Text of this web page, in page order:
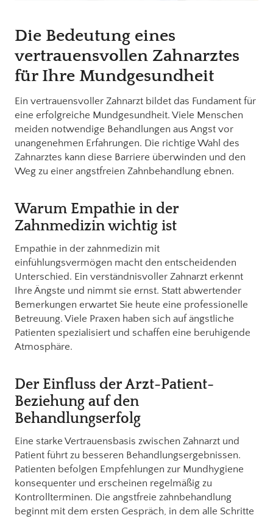
Die Bedeutung eines
vertrauensvollen Zahnarztes
für Ihre Mundgesundheit
Ein vertrauensvoller Zahnarzt bildet das Fundament für
eine erfolgreiche Mundgesundheit. Viele Menschen
meiden notwendige Behandlungen aus Angst vor
unangenehmen Erfahrungen. Die richtige Wahl des
Zahnarztes kann diese Barriere überwinden und den
Weg zu einer angstfreien Zahnbehandlung ebnen.
Warum Empathie in der
Zahnmedizin wichtig ist
Empathie in der zahnmedizin mit
einfühlungsvermögen macht den entscheidenden
Unterschied. Ein verständnisvoller Zahnarzt erkennt
Ihre Ängste und nimmt sie ernst. Statt abwertender
Bemerkungen erwartet Sie heute eine professionelle
Betreuung. Viele Praxen haben sich auf ängstliche
Patienten spezialisiert und schaffen eine beruhigende
Atmosphäre.
Der Einfluss der Arzt-Patient-
Beziehung auf den
Behandlungserfolg
Eine starke Vertrauensbasis zwischen Zahnarzt und
Patient führt zu besseren Behandlungsergebnissen.
Patienten befolgen Empfehlungen zur Mundhygiene
konsequenter und erscheinen regelmäßig zu
Kontrollterminen. Die angstfreie zahnbehandlung
beginnt mit dem ersten Gespräch, in dem alle Schritte